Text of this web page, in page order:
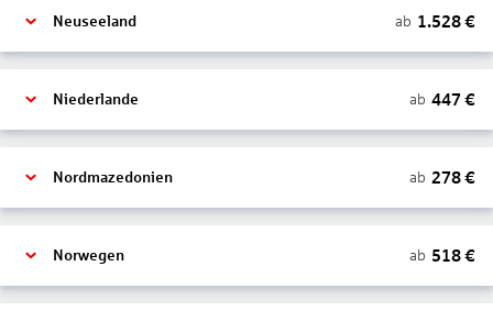
Neuseeland ab 1.528€
Niederlande ab 447 €
Nordmazedonien ab 278€
Norwegen ab 518€